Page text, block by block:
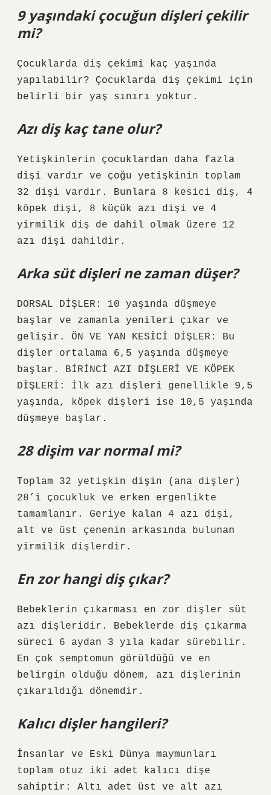
9 yaşındaki çocuğun dişleri çekilir
mi?
Çocuklarda diş çekimi kaç yaşında
yapılabilir? Çocuklarda diş çekimi için
belirli bir yaş sınırı yoktur.
Azı diş kaç tane olur?
Yetişkinlerin çocuklardan daha fazla
dişi vardır ve çoğu yetişkinin toplam
32 dişi vardır. Bunlara 8 kesici diş, 4
köpek dişi, 8 küçük azı dişi ve 4
yirmilik diş de dahil olmak üzere 12
azı dişi dahildir.
Arka süt dişleri ne zaman düşer?
DORSAL DİŞLER: 10 yaşında düşmeye
başlar ve zamanla yenileri çıkar ve
gelişir. ÖN VE YAN KESİCİ DİŞLER: Bu
dişler ortalama 6,5 ​​yaşında düşmeye
başlar. BİRİNCİ AZI DİŞLERİ VE KÖPEK
DİŞLERİ: İlk azı dişleri genellikle 9,5
yaşında, köpek dişleri ise 10,5 yaşında
düşmeye başlar.
28 dişim var normal mi?
Toplam 32 yetişkin dişin (ana dişler)
28’i çocukluk ve erken ergenlikte
tamamlanır. Geriye kalan 4 azı dişi,
alt ve üst çenenin arkasında bulunan
yirmilik dişlerdir.
En zor hangi diş çıkar?
Bebeklerin çıkarması en zor dişler süt
azı dişleridir. Bebeklerde diş çıkarma
süreci 6 aydan 3 yıla kadar sürebilir.
En çok semptomun görüldüğü ve en
belirgin olduğu dönem, azı dişlerinin
çıkarıldığı dönemdir.
Kalıcı dişler hangileri?
İnsanlar ve Eski Dünya maymunları
toplam otuz iki adet kalıcı dişe
sahiptir: Altı adet üst ve alt azı